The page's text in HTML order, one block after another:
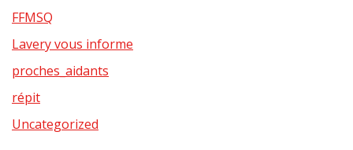
FFMSQ
Lavery vous informe
proches_aidants
répit
Uncategorized